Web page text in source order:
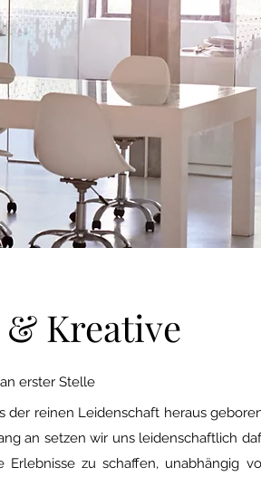
Kreative
erster Stelle
der reinen Leidenschaft heraus
an setzen wir uns leidenschaftlich
zu schaffen, unabhängig